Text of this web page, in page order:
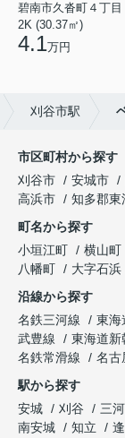
碧南市久沓町４丁目
2K (30.37㎡)
4.1万円
刈谷市駅
市区町村から探す
刈谷市
安城市
高浜市
知多郡東
町名から探す
小垣江町
横山町
八幡町
大字石浜
沿線から探す
名鉄三河線
東海
武豊線
東海道新
名鉄常滑線
名古
駅から探す
安城
刈谷 三
南安城
知立